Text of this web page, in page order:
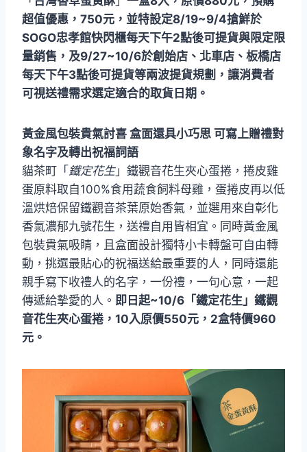
超值優惠，750元，並特設定8/19~9/4搶鮮於
SOGO忠孝館快閃櫃每天下午2點後可提貨與限定限
量銷售，及9/27~10/6於創始店、北車店、板橋店
每天下午3點後可提貨等兩波提貨規劃，讓消費者
可視送禮需求選定適合的取貨日期。
黃金風包裝貴氣討喜 盒面還具小巧思 可寫上贈禮對
象名字及轉出祝福詞語
貓茶町「 鐵定花生」鐵觀音花生夾心蛋捲，捲皮雞
蛋原料取自100%食用蔬食飼料母雞，蛋捲皮再以低
溫烘焙保留鐵觀音茶葉原始香氣，並選用來自彰化
香氣濃郁九號花生，送禮自用皆相宜。同時黃金風
包裝貴氣吸睛，且盒面設計獨特小卡轉盤可自由轉
動，挑選最貼心的祝福送給最重要的人，同時還能
親手寫下收禮人的名字，一份禮，一句心意，一起
傳遞給摯愛的人。 即日起~10/6「鐵定花生」鐵觀
音花生夾心蛋捲，10入原價550元，2盒特價960
元。